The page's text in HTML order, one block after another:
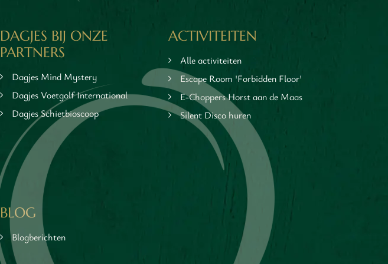
DAGJES BIJ ONZE
PARTNERS
Dagjes Mind Mystery
Dagjes Voetgolf International
Dagjes Schietbioscoop
ACTIVITEITEN
Alle activiteiten
Escape Room 'Forbidden Floor'
E-Choppers Horst aan de Maas
Silent Disco huren
BLOG
Blogberichten